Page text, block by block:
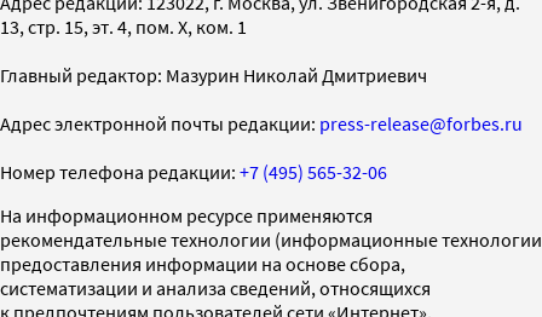
13, стр. 15, эт. 4, пом. X, ком. 1
Главный редактор: Мазурин Николай Дмитриевич
Адрес электронной почты редакции: press-release@forbes.ru
Номер телефона редакции: +7 (495) 565-32-06
На информационном ресурсе применяются
рекомендательные технологии (информационные технологии
предоставления информации на основе сбора,
систематизации и анализа сведений, относящихся
к предпочтениям пользователей сети «Интернет»,